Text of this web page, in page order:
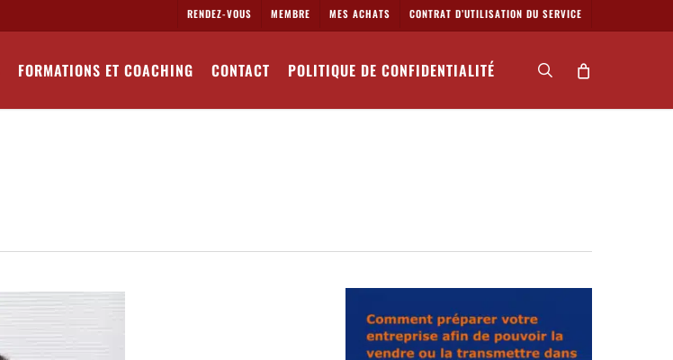
RENDEZ-VOUS MEMBRE MES ACHATS CONTRAT D’UTILISATION DU SERVICE
FORMATIONS ET COACHING CONTACT POLITIQUE DE CONFIDENTIALITÉ search